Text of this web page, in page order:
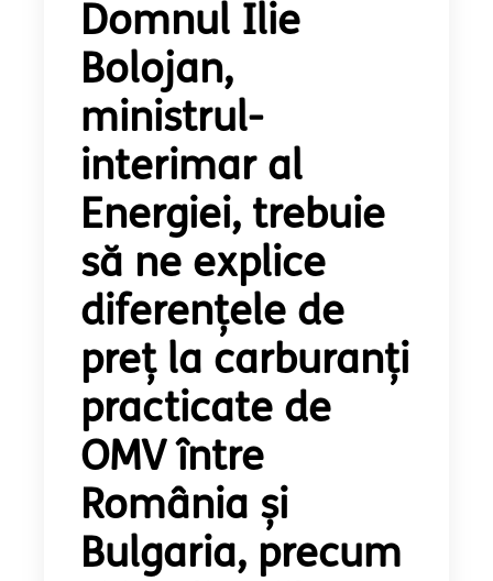
Domnul Ilie
Bolojan,
ministrul-
interimar al
Energiei, trebuie
să ne explice
diferențele de
preț la carburanți
practicate de
OMV între
România și
Bulgaria, precum